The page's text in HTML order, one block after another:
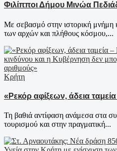
Φιλίπποι Δήμου Μινώα
Με σεβασμό στην ιστορική
των αρχών και πλήθους κόσμου,...
Κρήτη
«Ρεκόρ αφίξεων, άδεια
Τη βαθιά αντίφαση ανάμεσα στα
τουρισμού και στην πραγματική...